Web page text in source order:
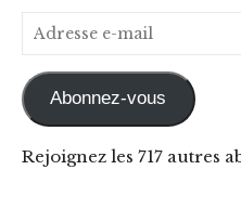
Adresse e-mail
Abonnez-vous
Rejoignez les 717 autres